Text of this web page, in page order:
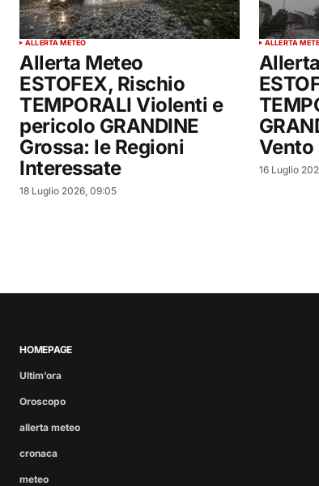
ALLERTA METEO
Allerta Meteo
ESTOFEX, Rischio
TEMPORALI Violenti e
pericolo GRANDINE
Grossa: le Regioni
Interessate
18 Luglio 2026, 09:05
ALLERTA
Vento
16 Luglio
HOMEPAGE
Ultim’ora
Oroscopo
allerta meteo
cronaca
meteo